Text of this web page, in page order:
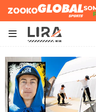
Zooko Global Sports
